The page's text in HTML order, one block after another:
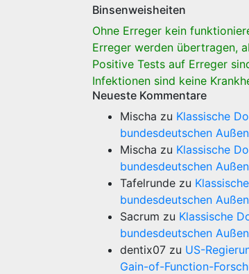
Binsenweisheiten
Ohne Erreger kein
Erreger werden übertragen,
Positive Tests auf Erreger
Infektionen sind keine
Neueste Kommentare
Mischa zu Klassische
bundesdeutschen
Mischa zu Klassische
bundesdeutschen
Tafelrunde zu
bundesdeutschen
Sacrum zu Klassische
bundesdeutschen
dentix07 zu US-
Gain-of-Function-